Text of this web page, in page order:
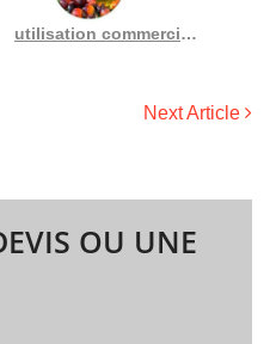
utilisation commerciale de la grande machine de presse à huile de palme fonctionnelle dulong
Next Article
OU UNE